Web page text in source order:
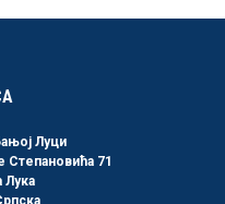
Луци
Степановића 71
Лука